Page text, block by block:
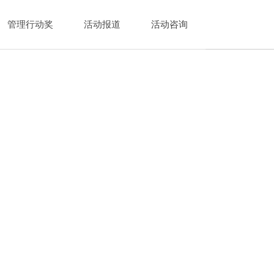
管理行动奖 活动报道 活动咨询